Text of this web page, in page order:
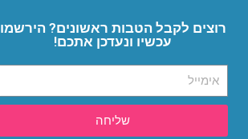
רוצים לקבל הטבות ראשונים? הירשמו
עכשיו ונעדכן אתכם!
שליחה